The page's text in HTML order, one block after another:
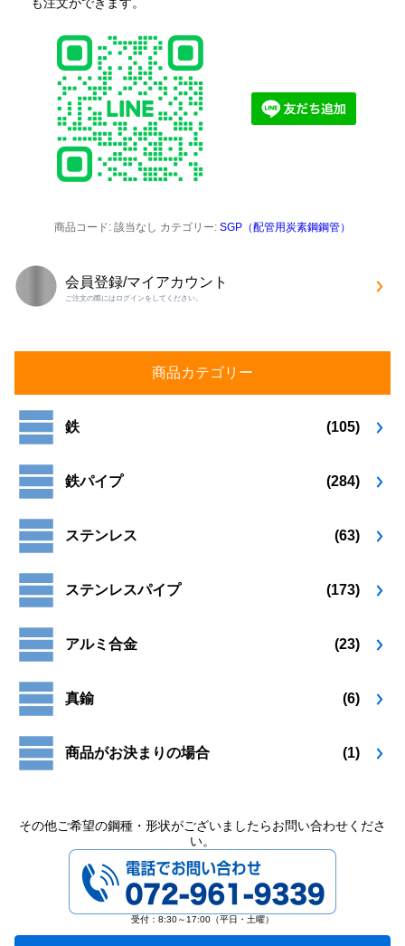
商品コード: 該当なし カテゴリー: SGP（配管用炭素鋼鋼管）
会員登録/マイアカウント
ご注文の際にはログインをしてください。
商品カテゴリー
鉄 (105)
鉄パイプ (284)
ステンレス (63)
ステンレスパイプ (173)
アルミ合金 (23)
真鍮 (6)
商品がお決まりの場合 (1)
その他ご希望の鋼種・形状がございましたらお問い合わせくださ
い。
072-961-9339
受付：8:30～17:00（平日・土曜）